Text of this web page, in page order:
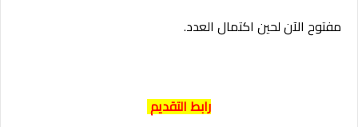
مفتوح الآن لحين اكتمال العدد.
رابط التقديم